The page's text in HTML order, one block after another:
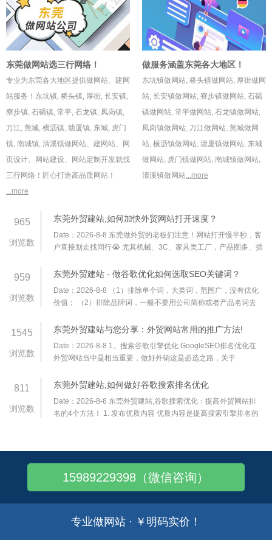
东莞做网站选三行网络！
专业为东莞各大地区提供做网站、建网
站服务！ 东坑镇, 桥头镇, 厚街, 长安镇,
寮步镇, 石碣镇, 常平, 石龙镇, 凤岗镇,
万江, 莞城, 横沥镇, 塘厦镇, 东城, 虎门
镇, 南城镇, 清溪镇做网站、建网站、网
页设计、网站建设、网站定制开发就找
三行网络！匠心打造高品质网站！
...more
做服务涵盖东莞各大地区！
东坑镇做网站, 桥头镇做网站, 厚街做网
站, 长安镇做网站, 寮步镇做网站, 石碣
镇做网站, 常平做网站, 石龙镇做网站,
凤岗镇做网站, 万江做网站, 莞城做网
站, 横沥镇做网站, 塘厦镇做网站, 东城
做网站, 虎门镇做网站, 南城镇做网站,
清溪镇做网站...more
965
浏览数
东莞外贸建站,如何加快外贸网站打开速度？
Date：2026-8-8 东莞做外贸的老板们注意！网站打开慢半秒，客
户直接划走找同行😭 尤其机械、3C、家具类工厂，产品图多、插
巧，帮你把海外加载速度压到 3 秒内
959
浏览数
东莞外贸建站 - 做谷歌优化如何选取SEO关键词？
Date：2026-8-8 （1）排除单个词，大类词，范围广，没有优化
价值； （2）排除品牌词，一般不要用公司简称或者产品名词去
低的； （3）参考竞争对手网站的关键词；
1545
浏览数
东莞外贸建站与您分享：外贸网站常用的推广方法!
Date：2026-8-8 1、搜索谷歌引擎优化 GoogleSEO排名优化在
外贸网站当中是相当重要，做好外销这是必选之路，关于
件可以，也可以自己进行优化，一定要正当的排名手
811
浏览数
东莞外贸建站,如何做好谷歌搜索排名优化
Date：2026-8-8 东莞外贸建站,谷歌搜索优化：提高外贸网站排
名的4个方法！ 1. 发布优质内容 优质内容是提高搜索引擎排名的
15989229398（微信咨询）
专业做网站 · ￥明码实价！